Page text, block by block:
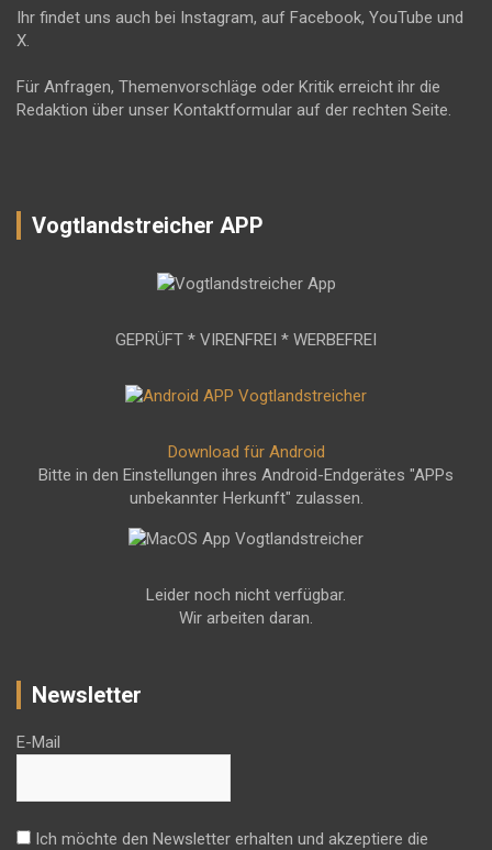
Ihr findet uns auch bei Instagram, auf Facebook, YouTube und
X.
Für Anfragen, Themenvorschläge oder Kritik erreicht ihr die
Redaktion über unser Kontaktformular auf der rechten Seite.
Vogtlandstreicher APP
GEPRÜFT * VIRENFREI * WERBEFREI
Download für Android
Bitte in den Einstellungen ihres Android-Endgerätes "APPs
unbekannter Herkunft" zulassen.
Leider noch nicht verfügbar.
Wir arbeiten daran.
Newsletter
E-Mail
Ich möchte den Newsletter erhalten und akzeptiere die